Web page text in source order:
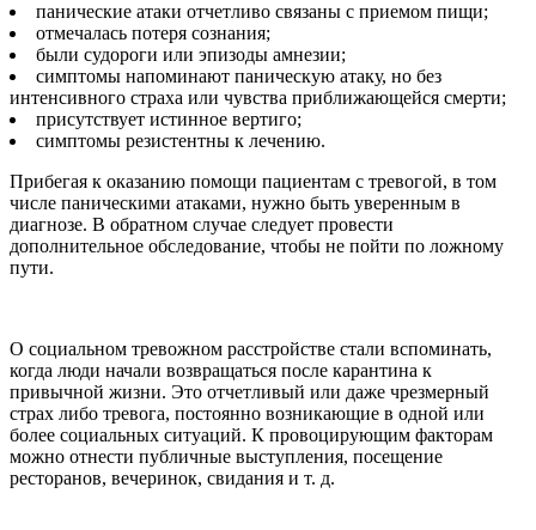
панические атаки отчетливо связаны с приемом пищи;
отмечалась потеря сознания;
были судороги или эпизоды амнезии;
симптомы напоминают паническую атаку, но без
интенсивного страха или чувства приближающейся смерти;
присутствует истинное вертиго;
симптомы резистентны к лечению.
Прибегая к оказанию помощи пациентам с тревогой, в том
числе паническими атаками, нужно быть уверенным в
диагнозе. В обратном случае следует провести
дополнительное обследование, чтобы не пойти по ложному
пути.
О социальном тревожном расстройстве стали вспоминать,
когда люди начали возвращаться после карантина к
привычной жизни. Это отчетливый или даже чрезмерный
страх либо тревога, постоянно возникающие в одной или
более социальных ситуаций. К провоцирующим факторам
можно отнести публичные выступления, посещение
ресторанов, вечеринок, свидания и т. д.